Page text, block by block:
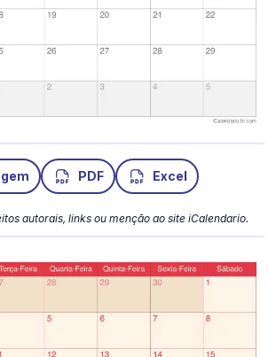
PDF Excel
autorais, links ou menção ao site iCalendario.